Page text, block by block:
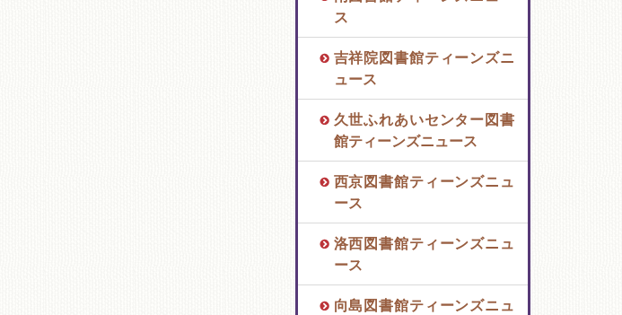
ス
吉祥院図書館ティーンズニ
ュース
久世ふれあいセンター図書
館ティーンズニュース
西京図書館ティーンズニュ
ース
洛西図書館ティーンズニュ
ース
向島図書館ティーンズニュ